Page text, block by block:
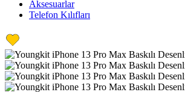
Aksesuarlar
Telefon Kılıfları